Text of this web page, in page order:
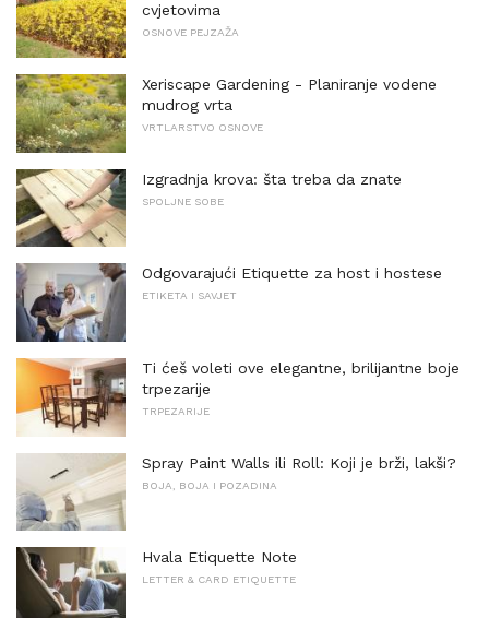
cvjetovima
OSNOVE PEJZAŽA
Xeriscape Gardening - Planiranje vodene
mudrog vrta
VRTLARSTVO OSNOVE
Izgradnja krova: šta treba da znate
SPOLJNE SOBE
Odgovarajući Etiquette za host i hostese
ETIKETA I SAVJET
Ti ćeš voleti ove elegantne, brilijantne boje
trpezarije
TRPEZARIJE
Spray Paint Walls ili Roll: Koji je brži, lakši?
BOJA, BOJA I POZADINA
Hvala Etiquette Note
LETTER & CARD ETIQUETTE